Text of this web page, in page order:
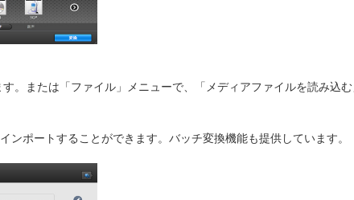
。または「ファイル」メニューで、「メディアファイルを読み込
ンポートすることができます。バッチ変換機能も提供しています。